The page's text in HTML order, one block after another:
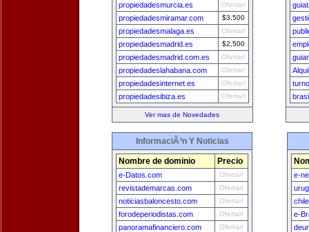
propiedadesmurcia.es Ofertar!
propiedadesmiramar.com $3,500
propiedadesmalaga.es Ofertar!
propiedadesmadrid.es $2,500
propiedadesmadrid.com.es Ofertar!
propiedadeslahabana.com Ofertar!
propiedadesinternet.es Ofertar!
propiedadesibiza.es Ofertar!
Ver mas de Novedades
InformaciÃ³n Y Noticias
Nombre de dominio Precio
e-Datos.com Ofertar!
revistademarcas.com Ofertar!
noticiasbaloncesto.com Ofertar!
forodeperiodistas.com Ofertar!
panoramafinanciero.com Ofertar!
e-
e-